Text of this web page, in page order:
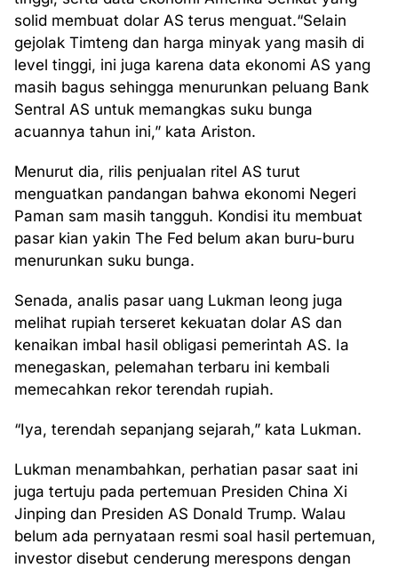
solid membuat dolar AS terus menguat.“Selain
gejolak Timteng dan harga minyak yang masih di
level tinggi, ini juga karena data ekonomi AS yang
masih bagus sehingga menurunkan peluang Bank
Sentral AS untuk memangkas suku bunga
acuannya tahun ini,” kata Ariston.
Menurut dia, rilis penjualan ritel AS turut
menguatkan pandangan bahwa ekonomi Negeri
Paman sam masih tangguh. Kondisi itu membuat
pasar kian yakin The Fed belum akan buru-buru
menurunkan suku bunga.
Senada, analis pasar uang Lukman leong juga
melihat rupiah terseret kekuatan dolar AS dan
kenaikan imbal hasil obligasi pemerintah AS. Ia
menegaskan, pelemahan terbaru ini kembali
memecahkan rekor terendah rupiah.
“Iya, terendah sepanjang sejarah,” kata Lukman.
Lukman menambahkan, perhatian pasar saat ini
juga tertuju pada pertemuan Presiden China Xi
Jinping dan Presiden AS Donald Trump. Walau
belum ada pernyataan resmi soal hasil pertemuan,
investor disebut cenderung merespons dengan